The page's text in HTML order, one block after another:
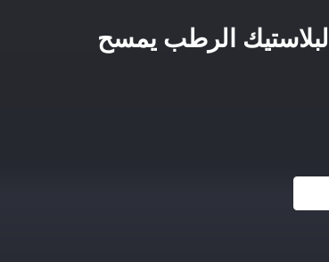
تنظيف Achohol L109mm البلاستيك الرطب يمسح